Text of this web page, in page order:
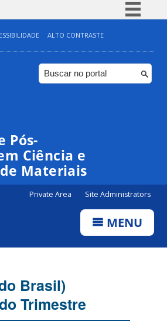
Simplifique!
Comunica BR
Participe
ALTO CONTRASTE
Pós-
Ciência e
Materiais
Private Area Site Administrators
MENU
Brasil)
Trimestre